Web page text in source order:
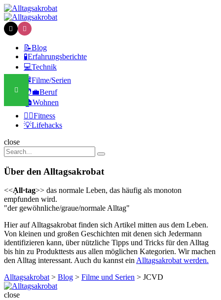
Menu
Search
Alltagsakrobat
Menu
📝Blog
🧪Erfahrungsberichte
💻Technik
📽️Filme/Serien
🧑‍💼Beruf
🏠Wohnen
🏃‍♀️Fitness
💡Lifehacks
Search
close
Search
for:
Search
Über den Alltagsakrobat
<<Ạll·tag>> das normale Leben, das häufig als monoton
empfunden wird.
"der gewöhnliche/graue/normale Alltag"
Hier auf Alltagsakrobat finden sich Artikel mitten aus dem Leben.
Von kleinen und großen Geschichten mit denen sich Jedermann
identifizieren kann, über nützliche Tipps und Tricks für den Alltag
bis hin zu Produkttests aus allen möglichen Kategorien. Wir machen
den Alltag interessant. Auch du kannst einAlltagsakrobat werden.
Alltagsakrobat> Blog > Filme und Serien > JCVD
Alltagsakrobat
close